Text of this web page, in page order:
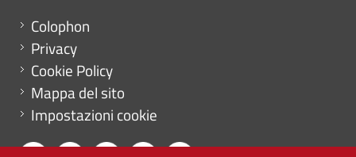
Menu footer
Colophon
Privacy
Cookie Policy
Mappa del sito
Impostazioni cookie